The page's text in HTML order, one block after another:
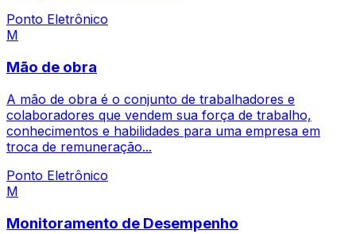
Ponto Eletrônico
M
Mão de obra
A mão de obra é o conjunto de trabalhadores e
colaboradores que vendem sua força de trabalho,
conhecimentos e habilidades para uma empresa em
troca de remuneração...
Ponto Eletrônico
M
Monitoramento de Desempenho